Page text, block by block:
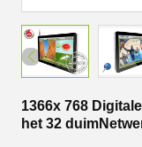
1366x 768
het 32